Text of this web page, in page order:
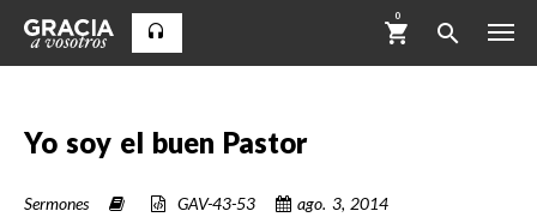
0
Yo soy el buen Pastor
Sermones GAV-43-53 ago. 3, 2014